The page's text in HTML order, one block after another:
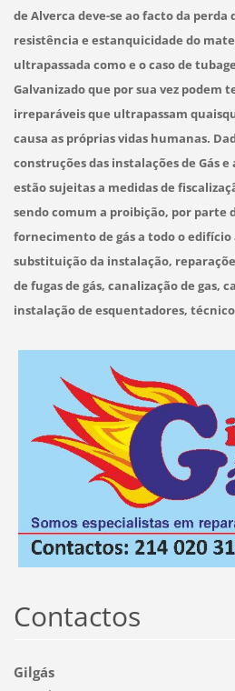
de Alverca deve-se ao facto da perda
resistência e estanquicidade do
ultrapassada como e o caso de
Galvanizado que por sua vez podem
irreparáveis que ultrapassam
causa as próprias vidas humanas.
construções das instalações de Gás
estão sujeitas a medidas de
sendo comum a proibição, por parte
fornecimento de gás a todo o edifício
substituição da instalação,
de fugas de gás, canalização de gas,
instalação de esquentadores, técnico
Contactos
Gilgás